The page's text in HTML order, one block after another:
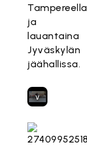
Tampereella
ja
lauantaina
Jyväskylän
jäähallissa.
o
s
k
a
s
v
a
t